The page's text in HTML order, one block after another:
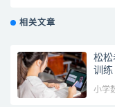
相关文章
松松
训练
小学